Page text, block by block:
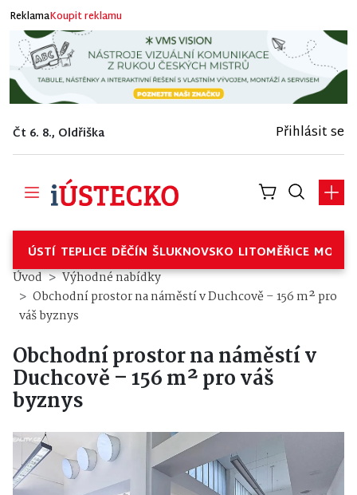
ReklamaKoupit reklamu
Čt 6. 8., Oldřiška Přihlásit se
ÚSTÍ TEPLICE DĚČÍN ŠLUKNOVSKO LITOMĚŘICE
Obchodní prostor na náměstí v
Úvod
Výhodné nabídky
Obchodní prostor na náměstí v Duchcově – 156 m² pro
váš byznys
Obchodní prostor na náměstí v
Duchcově – 156 m² pro váš
byznys